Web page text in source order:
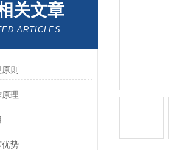
关文章
ARTICLES
则
理
优势